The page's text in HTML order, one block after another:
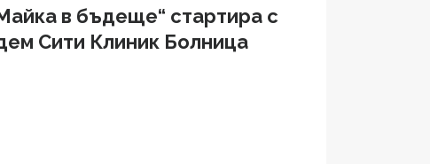
в бъдеще“ стартира с
Сити Клиник Болница